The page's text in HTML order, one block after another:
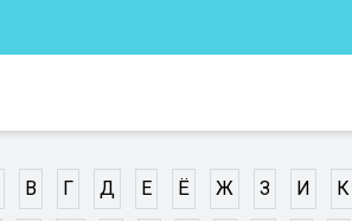
В Г Д Е Ё Ж З И К